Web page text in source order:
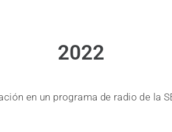
2022
en un programa de radio de la